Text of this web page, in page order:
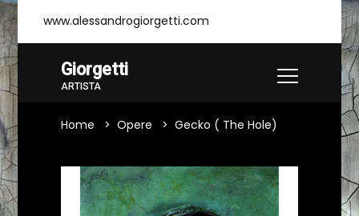
www.alessandrogiorgetti.com
Giorgetti
ARTISTA
Home Opere Gecko ( The Hole)